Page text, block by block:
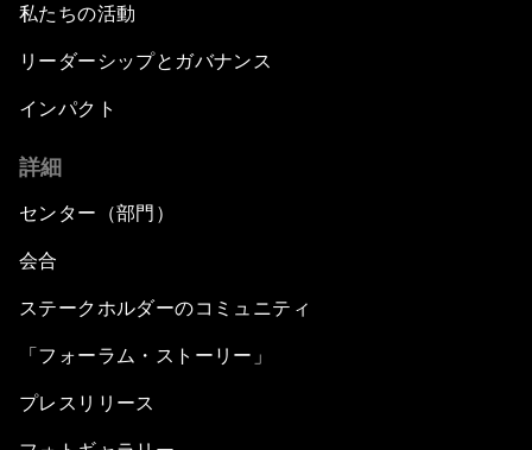
私たちの活動
リーダーシップとガバナンス
インパクト
詳細
センター（部門）
会合
ステークホルダーのコミュニティ
「フォーラム・ストーリー」
プレスリリース